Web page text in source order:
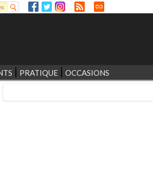
PRATIQUE OCCASIONS